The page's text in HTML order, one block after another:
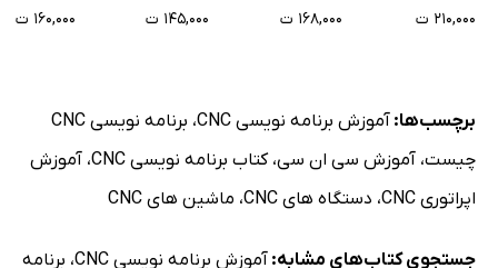
۲۱۰,۰۰۰ ت
۱۶۸,۰۰۰ ت
۱۴۵,۰۰۰ ت
۱۶۰,۰۰۰ ت
برچسب‌ها: آموزش برنامه نویسی CNC ،
برنامه نویسی CNC
چیست، آموزش سی ان سی،کتاب برنامه نویسی CNC ، آموزش
اپراتوری CNC
، دستگاه های CNC ، ماشین های CNC
جستجوی کتاب‌های مشابه: آموزش برنامه نویسی CNC ، برنامه